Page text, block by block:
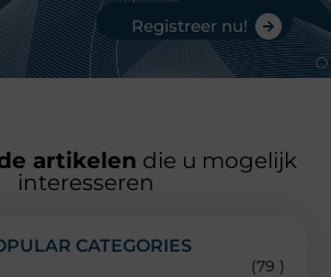
Registreer nu!
artikelen die u mogelijk
interesseren
CATEGORIES
(79 )